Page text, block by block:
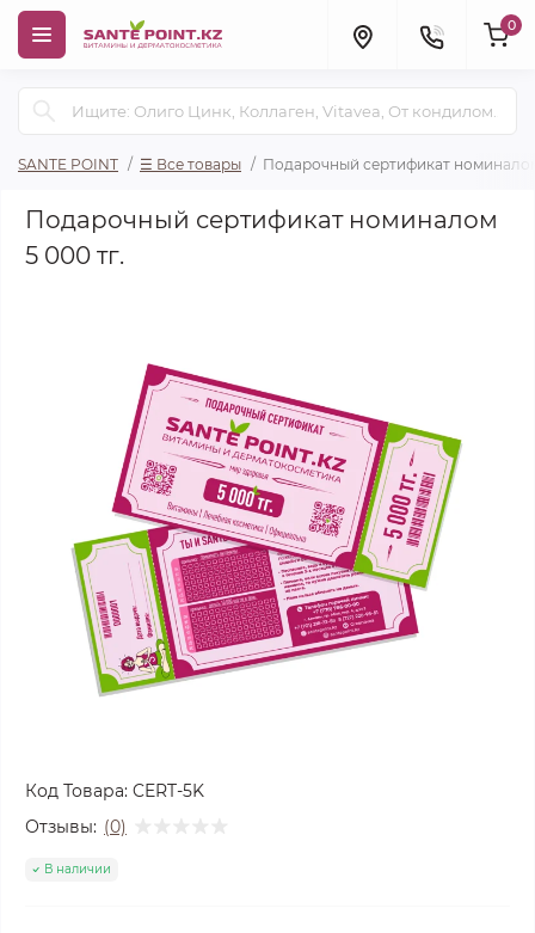
0
SANTE POINT ☰ Все товары Подарочный сертификат
Подарочный сертификат номиналом
5 000 тг.
Код Товара: CERT-5K
Отзывы: (0)
В наличии